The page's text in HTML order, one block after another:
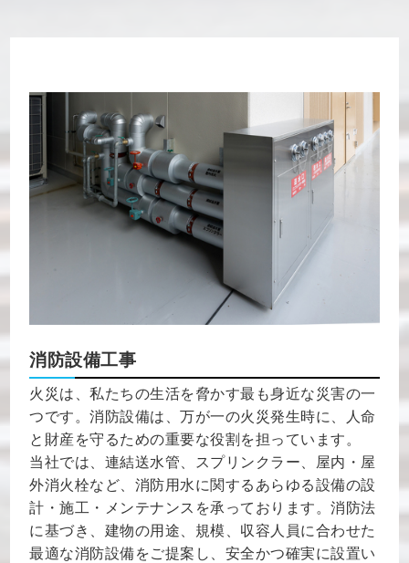
消防設備工事
火災は、私たちの生活を脅かす最も身近な災害の一
つです。消防設備は、万が一の火災発生時に、人命
と財産を守るための重要な役割を担っています。
当社では、連結送水管、スプリンクラー、屋内・屋
外消火栓など、消防用水に関するあらゆる設備の設
計・施工・メンテナンスを承っております。消防法
に基づき、建物の用途、規模、収容人員に合わせた
最適な消防設備をご提案し、安全かつ確実に設置い